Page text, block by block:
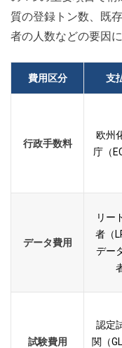
質の登録トン数、既
者の人数などの要因
費用区分 支
行政手数料
欧州
庁（
データ費用
リー
者（
デー
試験費用
認定
関（